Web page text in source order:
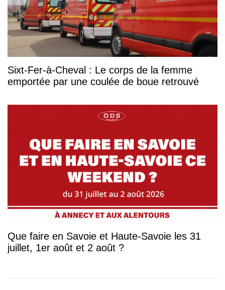
Sixt-Fer-à-Cheval : Le corps de la femme
emportée par une coulée de boue retrouvé
Que faire en Savoie et Haute-Savoie les 31
juillet, 1er août et 2 août ?